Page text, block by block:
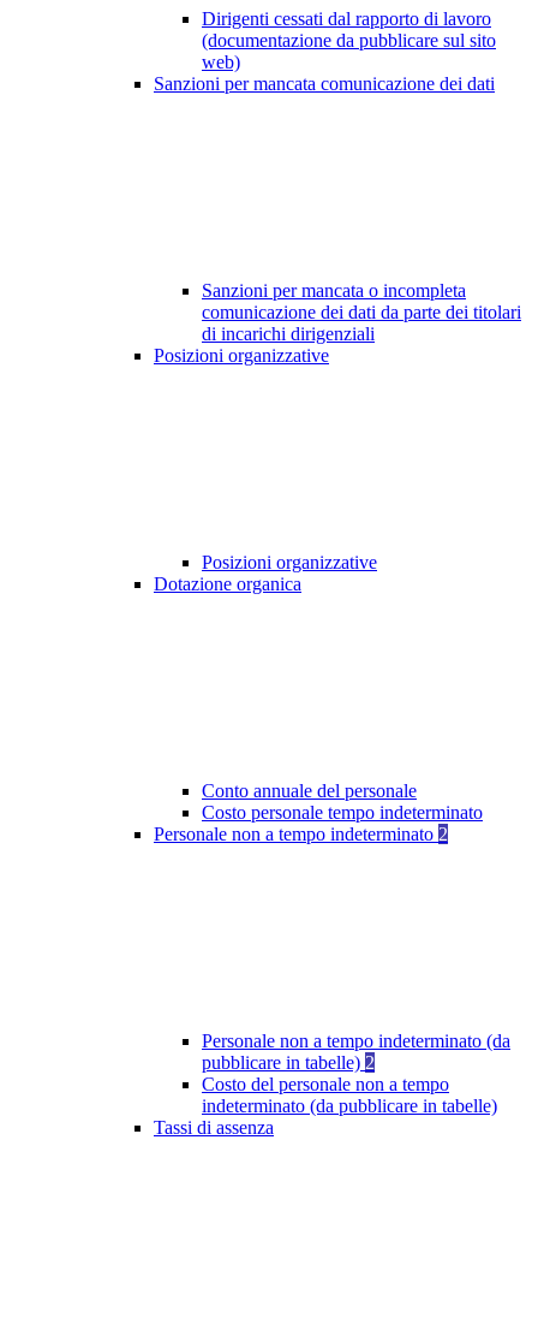
Dirigenti cessati dal rapporto di lavoro
(documentazione da pubblicare sul sito
web)
Sanzioni per mancata comunicazione dei dati
Sanzioni per mancata o incompleta
comunicazione dei dati da parte dei titolari
di incarichi dirigenziali
Posizioni organizzative
Posizioni organizzative
Dotazione organica
Conto annuale del personale
Costo personale tempo indeterminato
Personale non a tempo indeterminato 2
Personale non a tempo indeterminato (da
pubblicare in tabelle) 2
Costo del personale non a tempo
indeterminato (da pubblicare in tabelle)
Tassi di assenza